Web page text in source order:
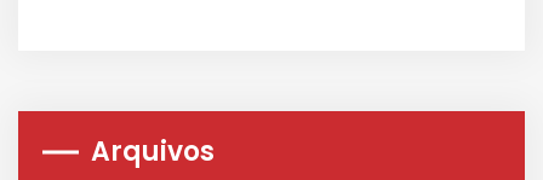
Arquivos